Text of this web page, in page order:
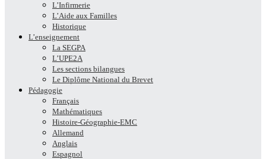
L’Infirmerie
L’Aide aux Familles
Historique
L’enseignement
La SEGPA
L’UPE2A
Les sections bilangues
Le Diplôme National du Brevet
Pédagogie
Français
Mathématiques
Histoire-Géographie-EMC
Allemand
Anglais
Espagnol